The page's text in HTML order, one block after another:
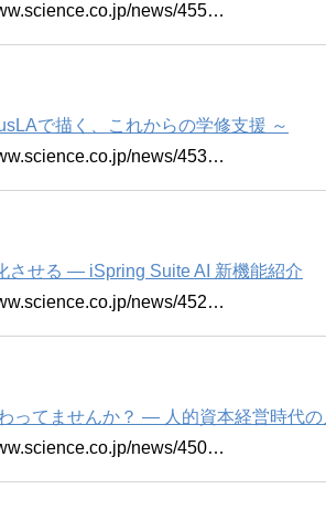
news/455…
で描く、これからの学修支援 ～
news/453…
させる ― iSpring Suite AI 新機能紹介
news/452…
ってませんか？ ― 人的資本経営時代
news/450…